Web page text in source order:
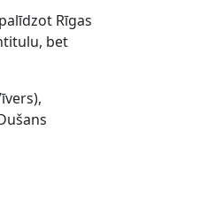
Rīgas
bet